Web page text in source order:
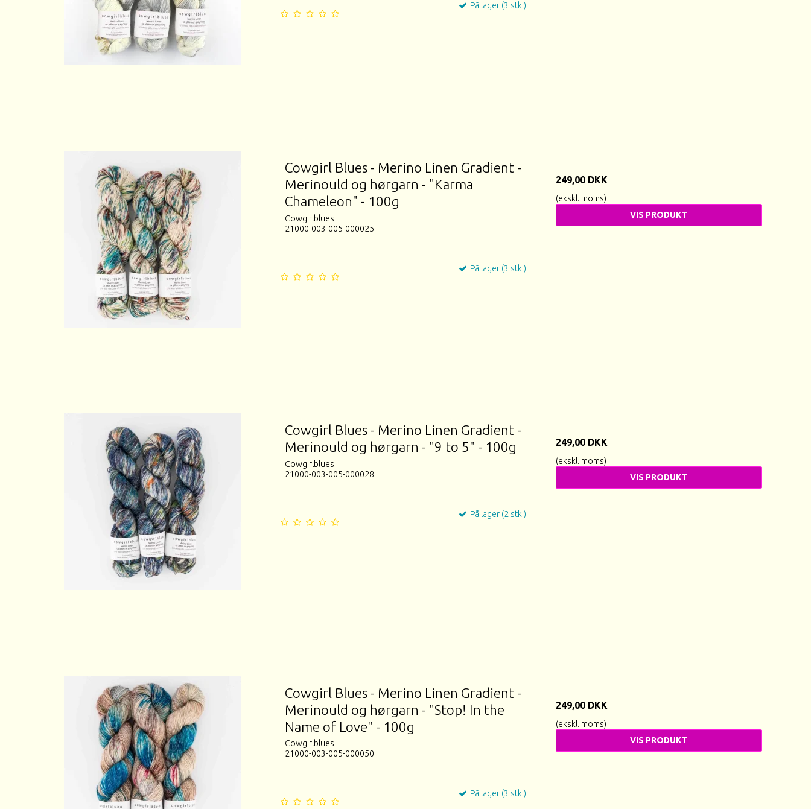
På lager (3 stk.)
Cowgirl Blues - Merino Linen Gradient -
Merinould og hørgarn - "Karma
Chameleon" - 100g
Cowgirlblues
21000-003-005-000025
På lager (3 stk.)
249,00 DKK
(ekskl. moms)
VIS PRODUKT
Cowgirl Blues - Merino Linen Gradient -
Merinould og hørgarn - "9 to 5" - 100g
Cowgirlblues
21000-003-005-000028
På lager (2 stk.)
249,00 DKK
(ekskl. moms)
VIS PRODUKT
Cowgirl Blues - Merino Linen Gradient -
Merinould og hørgarn - "Stop! In the
Name of Love" - 100g
Cowgirlblues
21000-003-005-000050
På lager (3 stk.)
249,00 DKK
(ekskl. moms)
VIS PRODUKT